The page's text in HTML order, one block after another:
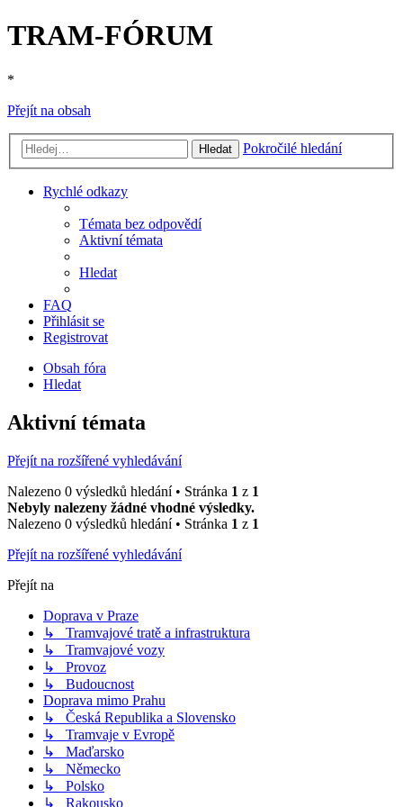
TRAM-FÓRUM
*
Přejít na obsah
Hledat Pokročilé hledání
Rychlé odkazy
Témata bez odpovědí
Aktivní témata
Hledat
FAQ
Přihlásit se
Registrovat
Obsah fóra
Hledat
Aktivní témata
Přejít na rozšířené vyhledávání
Nalezeno 0 výsledků hledání • Stránka 1 z 1
Nebyly nalezeny žádné vhodné výsledky.
Nalezeno 0 výsledků hledání • Stránka 1 z 1
Přejít na rozšířené vyhledávání
Přejít na
Doprava v Praze
↳ Tramvajové tratě a infrastruktura
↳ Tramvajové vozy
↳ Provoz
↳ Budoucnost
Doprava mimo Prahu
↳ Česká Republika a Slovensko
↳ Tramvaje v Evropě
↳ Maďarsko
↳ Německo
↳ Polsko
↳ Rakousko